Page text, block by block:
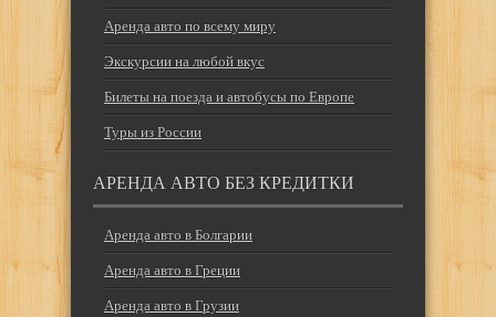
Аренда авто по всему миру
Экскурсии на любой вкус
Билеты на поезда и автобусы по Европе
Туры из России
АРЕНДА АВТО БЕЗ КРЕДИТКИ
Аренда авто в Болгарии
Аренда авто в Греции
Аренда авто в Грузии